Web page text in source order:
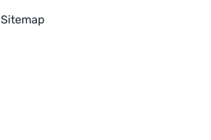
Sitemap